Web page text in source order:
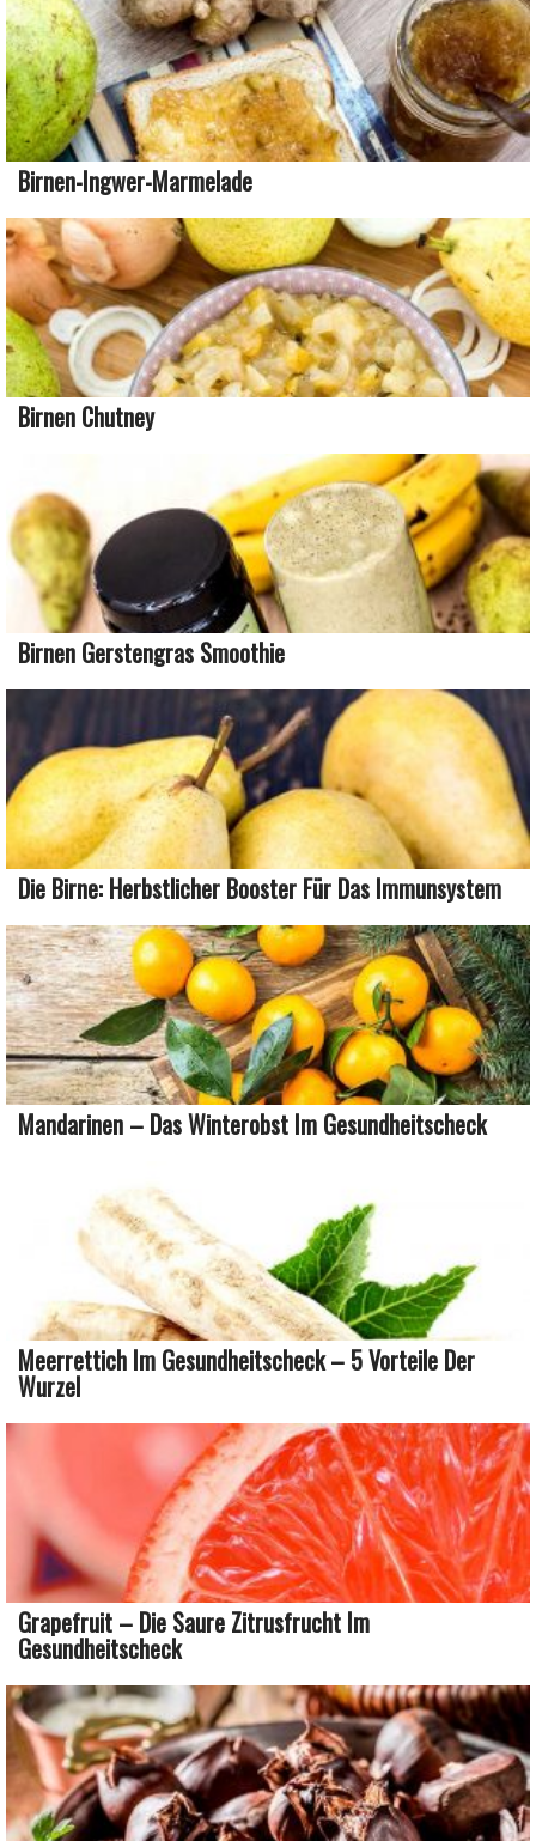
Birnen-Ingwer-Marmelade
Birnen Chutney
Birnen Gerstengras Smoothie
Die Birne: Herbstlicher Booster Für Das Immunsystem
Mandarinen – Das Winterobst Im Gesundheitscheck
Meerrettich Im Gesundheitscheck – 5 Vorteile Der
Wurzel
Grapefruit – Die Saure Zitrusfrucht Im
Gesundheitscheck